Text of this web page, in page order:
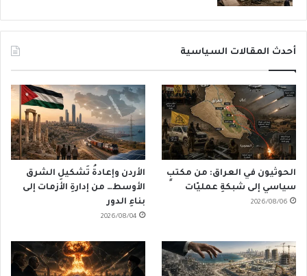
أحدث المقالات السياسية
الحوثيون في العراق: من مكتبٍ
سياسي إلى شبكةِ عمليّات
2026/08/06
الأردن وإعادةُ تَشكيلِ الشرق
الأوسط… من إدارةِ الأزمات إلى
بناءِ الدور
2026/08/04